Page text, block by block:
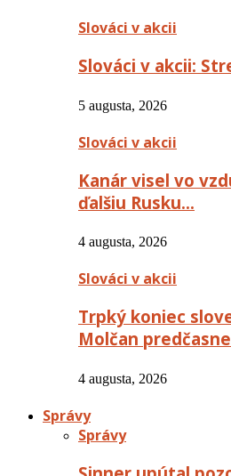
Slováci v akcii
Slováci v akcii:
5 augusta, 2026
Slováci v akcii
Kanár visel vo
ďalšiu Rusku…
4 augusta, 2026
Slováci v akcii
Trpký koniec
Molčan
4 augusta, 2026
Správy
Správy